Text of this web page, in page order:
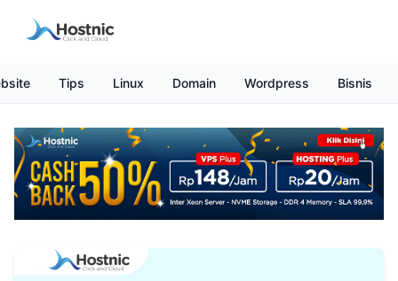
Tips Linux Domain Wordpress Bisnis